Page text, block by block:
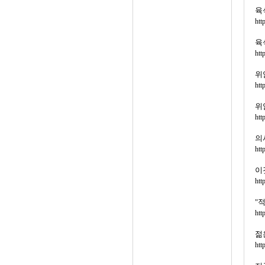
육
육
위
위
의
이
"
젊